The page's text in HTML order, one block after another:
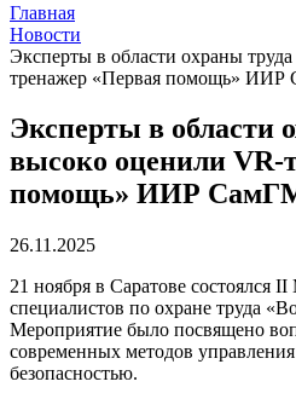
Главная
Новости
Эксперты в области охраны
тренажер «Первая помощь»
Эксперты в области
высоко оценили VR-
помощь» ИИР
26.11.2025
21 ноября в Саратове состоялся
специалистов по охране труда
Мероприятие было посвящено
современных методов
безопасностью.